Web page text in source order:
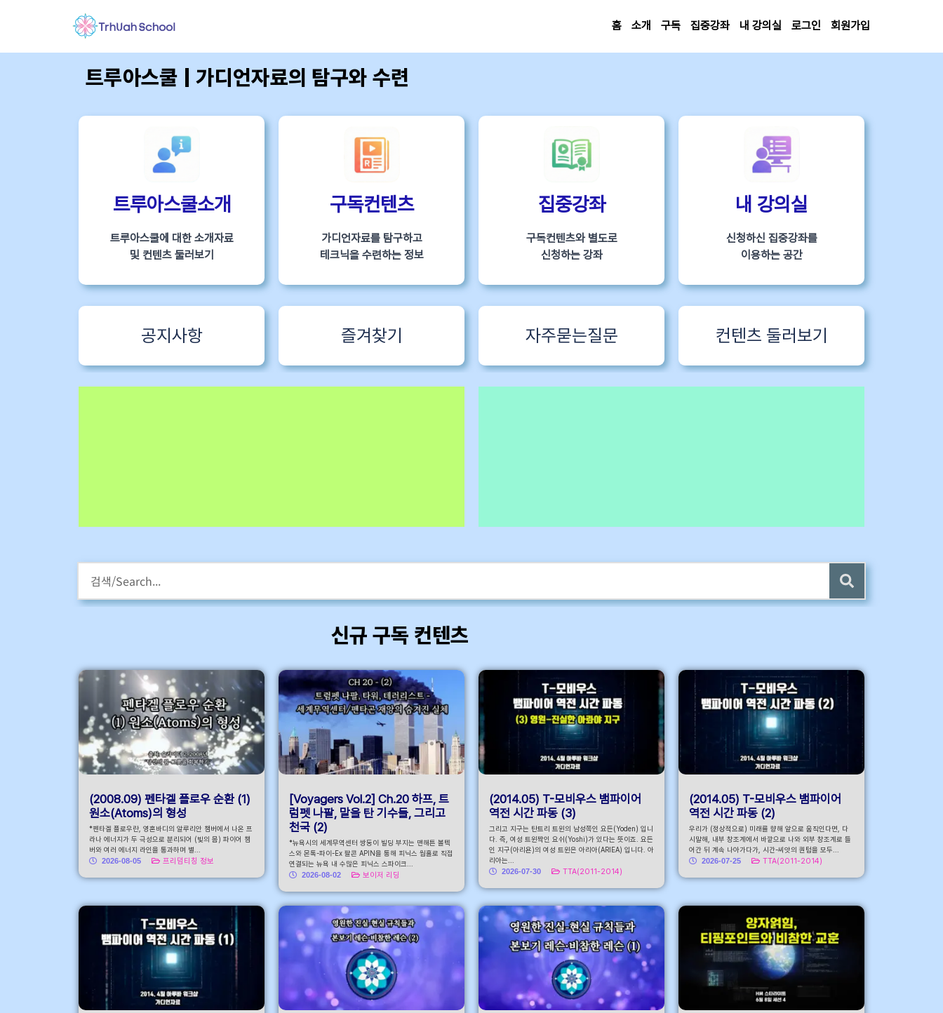
홈 소개 구독 집중강좌 내 강의실 로그인 회원가입
트루아스쿨 | 가디언자료의 탐구와 수련
트루아스쿨소개
트루아스쿨에 대한 소개자료
및 컨텐츠 둘러보기
구독컨텐츠
가디언자료를 탐구하고
테크닉을 수련하는 정보
집중강좌
구독컨텐츠와 별도로
신청하는 강좌
내 강의실
신청하신 집중강좌를
이용하는 공간
공지사항 즐겨찾기 자주묻는질문 컨텐츠 둘러보기
HM스타라이팅 워크샵 1 한국어특
강
구독회원용 전자책 증정
신규 구독 컨텐츠
(2008.09) 펜타겔 플로우 순환 (1)
원소(Atoms)의 형성
*펜타겔 플로우란, 영혼바디의 알루리안 챔버에서 나온 프
라나 에너지가 두 극성으로 분리되어 (빛의 몸) 파이어 챔
버와 여러 에너지 라인을 통과하며 별...
2026-08-05
프리덤티칭 정보
[Voyagers Vol.2] Ch.20 하프, 트
럼펫 나팔, 말을 탄 기수들, 그리고
천국 (2)
*뉴욕시의 세계무역센터 쌍둥이 빌딩 부지는 맨해튼 볼텍
스와 몬톡-파이-Ex 팔콘 APIN을 통해 피닉스 웜홀로 직접
연결되는 뉴욕 내 수많은 피닉스 스파이크...
2026-08-02
보이저 리딩
(2014.05) T-모비우스 뱀파이어
역전 시간 파동 (3)
그리고 지구는 탄트리 트윈의 남성쪽인 요든(Yoden) 입니
다. 즉, 여성 트윈짝인 요쉬(Yoshi)가 있다는 뜻이죠. 요든
인 지구(아리욘)의 여성 트윈은 아리아(ARIEA) 입니다. 아
리아는...
2026-07-30
TTA(2011-2014)
(2014.05) T-모비우스 뱀파이어
역전 시간 파동 (2)
우리가 (정상적으로) 미래를 향해 앞으로 움직인다면, 다
시말해, 내부 창조계에서 바깥으로 나와 외부 창조계로 들
어간 뒤 계속 나아가다가, 시간-씨앗의 퀀텀을 모두...
2026-07-25
TTA(2011-2014)